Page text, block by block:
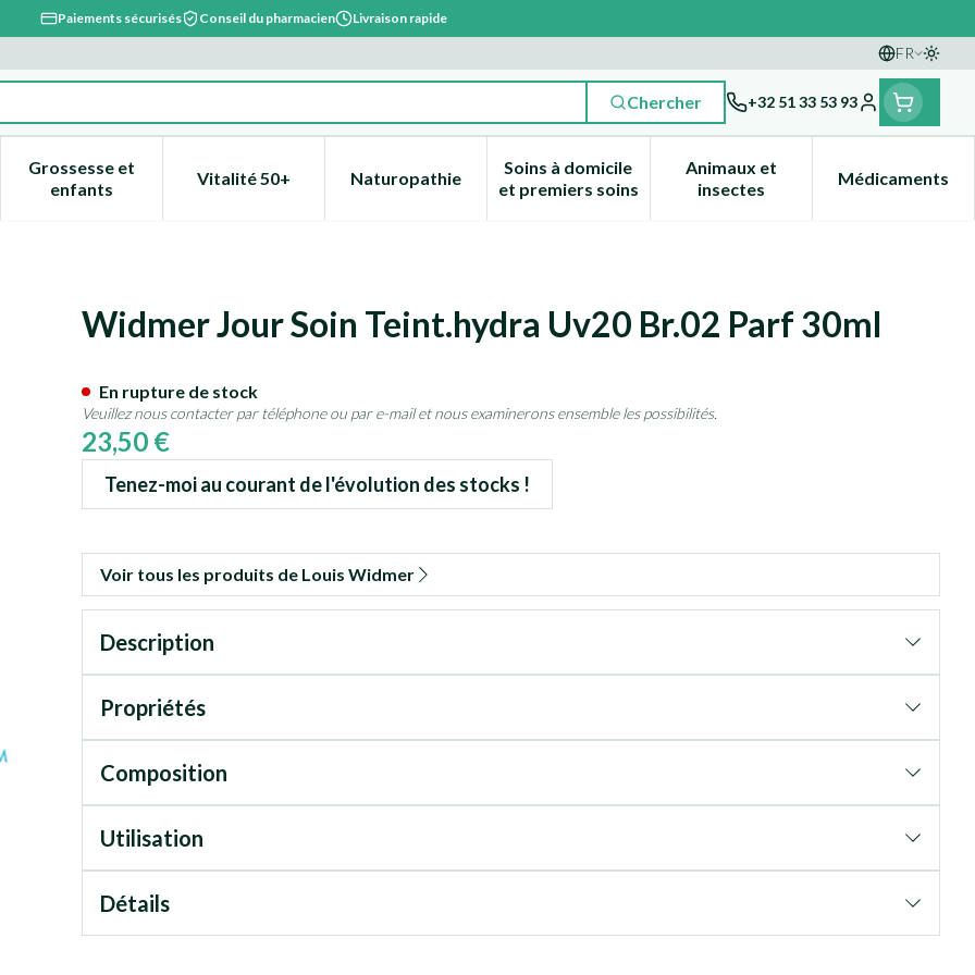
Paiements sécurisés Conseil du pharmacien Livraison rapide
FR
Langues
Chercher +32 51 33 53 93
Menu client
Beauté, soins et hygiène
menu pour la catégorie Régime, alimentation & vitamines
Grossesse et
enfantsAfficher le sous-menu pour la catégorie Grossesse et enfants
Vitalité 50+Afficher le sous-menu pour la catégorie Vitalité 50+
NaturopathieAfficher le sous-menu pour la catégorie Naturopathie
Soins à domicile
et premiers soinsAfficher le sous-menu pour la catégorie Soins à
Animaux et
insectesAfficher le sous-menu pour la
Médicaments
Afficher
Uv20 Br.02 Parf 30ml
Widmer Jour Soin Teint.hydra Uv20 Br.02 Parf 30ml
23,50 €
Tenez-moi au courant de l'évolution des stocks !
En rupture de stock
Veuillez nous contacter par téléphone ou par e-mail et nous examinerons ensemble les possibilités.
Voir tous les produits de Louis Widmer
Description
Propriétés
Composition
Utilisation
Détails